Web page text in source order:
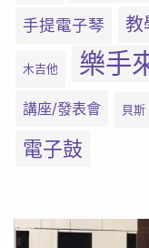
手提電子琴 教
木吉他 樂手
講座/發表會 貝斯
電子鼓